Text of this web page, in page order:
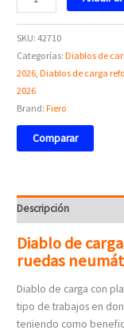
SKU:42710
Categorías:Diablos de
2026,Diablos de carga
2026
Brand:Fiero
Comparar
Descripción
Diablo de
ruedas
Diablo de carga con
tipo de trabajos en
teniendo como